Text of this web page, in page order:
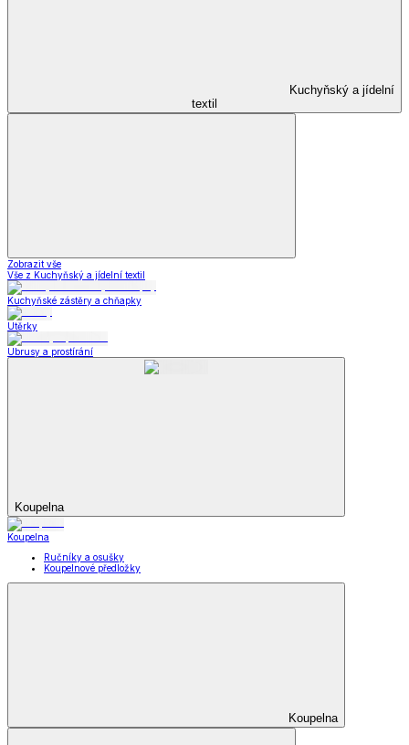
Kuchyňský a jídelní
textil
Zobrazit vše
Vše z Kuchyňský a jídelní textil
Kuchyňské zástěry a chňapky
Utěrky
Ubrusy a prostírání
Koupelna
Koupelna
Ručníky a osušky
Koupelnové předložky
Koupelna